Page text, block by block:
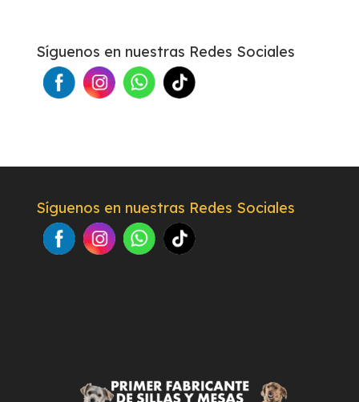
Síguenos en nuestras Redes Sociales
Síguenos en nuestras Redes Sociales